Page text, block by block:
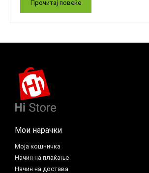
Прочитај повеќе
Мои нарачки
Моја кошничка
Начин на плаќање
Начин на достава